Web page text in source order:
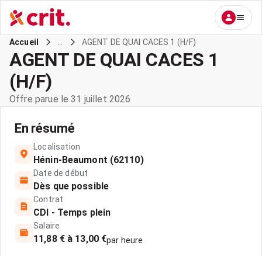
Accueil AGENT DE QUAI CACES 1 (H/F)
AGENT DE QUAI CACES 1
(H/F)
Offre parue le 31 juillet 2026
En résumé
Localisation
Hénin-Beaumont (62110)
Date de début
Dès que possible
Contrat
CDI - Temps plein
Salaire
11,88 € à 13,00 €par heure